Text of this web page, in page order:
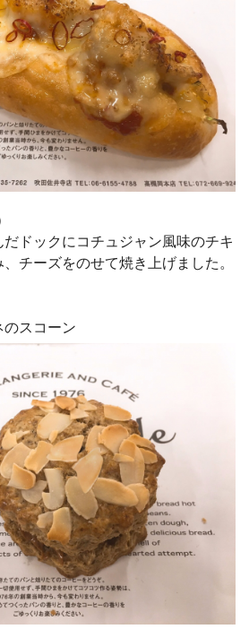
ドックにコチュジャン風味のチキ
チーズをのせて焼き上げました。
のスコーン